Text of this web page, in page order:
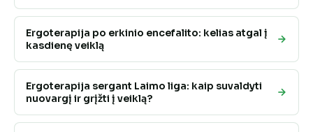
Ergoterapija po erkinio encefalito: kelias atgal į
kasdienę veiklą
Ergoterapija sergant Laimo liga: kaip suvaldyti
nuovargį ir grįžti į veiklą?